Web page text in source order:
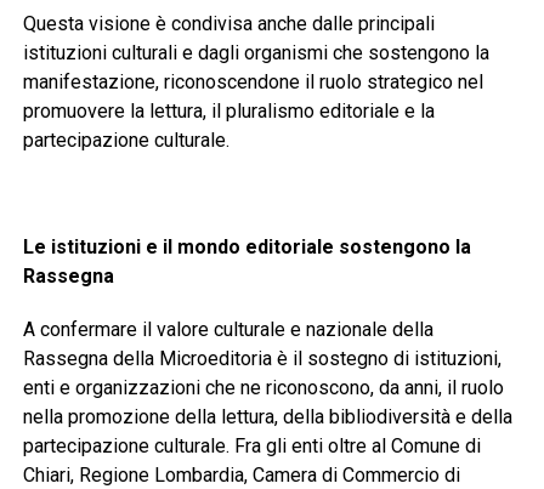
Questa visione è condivisa anche dalle principali
istituzioni culturali e dagli organismi che sostengono la
manifestazione, riconoscendone il ruolo strategico nel
promuovere la lettura, il pluralismo editoriale e la
partecipazione culturale.
Le istituzioni e il mondo editoriale sostengono la
Rassegna
A confermare il valore culturale e nazionale della
Rassegna della Microeditoria è il sostegno di istituzioni,
enti e organizzazioni che ne riconoscono, da anni, il ruolo
nella promozione della lettura, della bibliodiversità e della
partecipazione culturale. Fra gli enti oltre al Comune di
Chiari, Regione Lombardia, Camera di Commercio di